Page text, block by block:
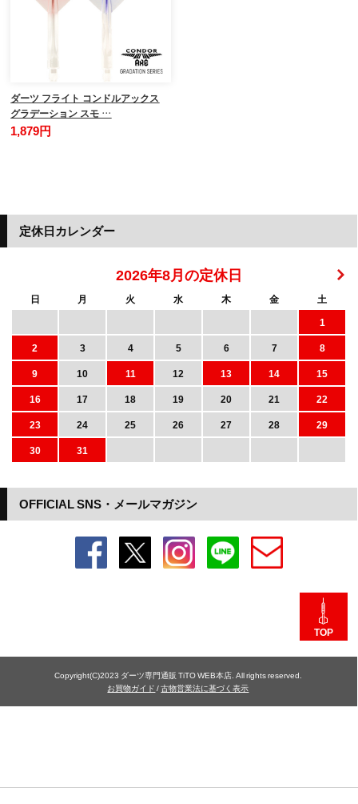
ダーツ フライト コンドルアックス
グラデーション スモ …
1,879円
OFFICIAL SNS・メールマガジン
定休日カレンダー
2026年8月の定休日
日 月 火 水 木 金
土
1
2
3 4 5 6 7
8
9
10 11 12 13 14
15
16
17 18 19 20 21
22
23
24 25 26 27 28
29
30
31
TOP
Copyright(C)2023 ダーツ専門通販 TiTO WEB本店. All rights reserved.
お買物ガイド /古物営業法に基づく表示